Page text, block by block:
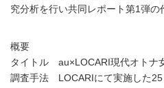
究分析を行い共同レポート第1弾の
概要
タイトル au×LOCARI現代オトナ
調査手法 LOCARIにて実施した